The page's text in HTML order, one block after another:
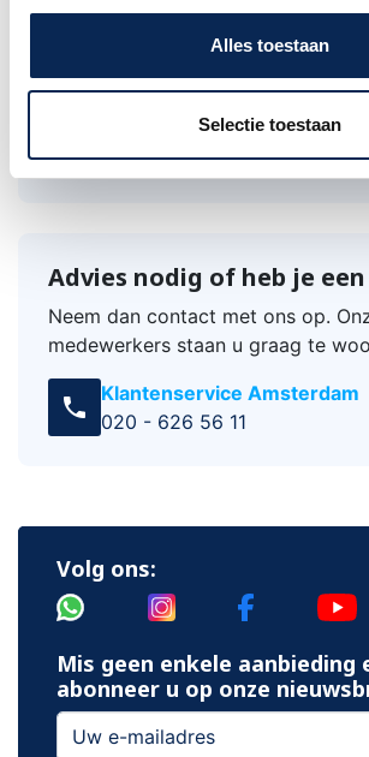
Alles toestaan
Selectie toestaan
Verliesloze transmissie
Ultralage capaciteit van 55 pF/
Advies nodig of heb je
Neem dan contact met ons op.
medewerkers staan u graag te
call
Klantenservice Amsterdam
020 - 626 56 11
Volg ons:
Mis geen enkele aanbieding
abonneer u op onze